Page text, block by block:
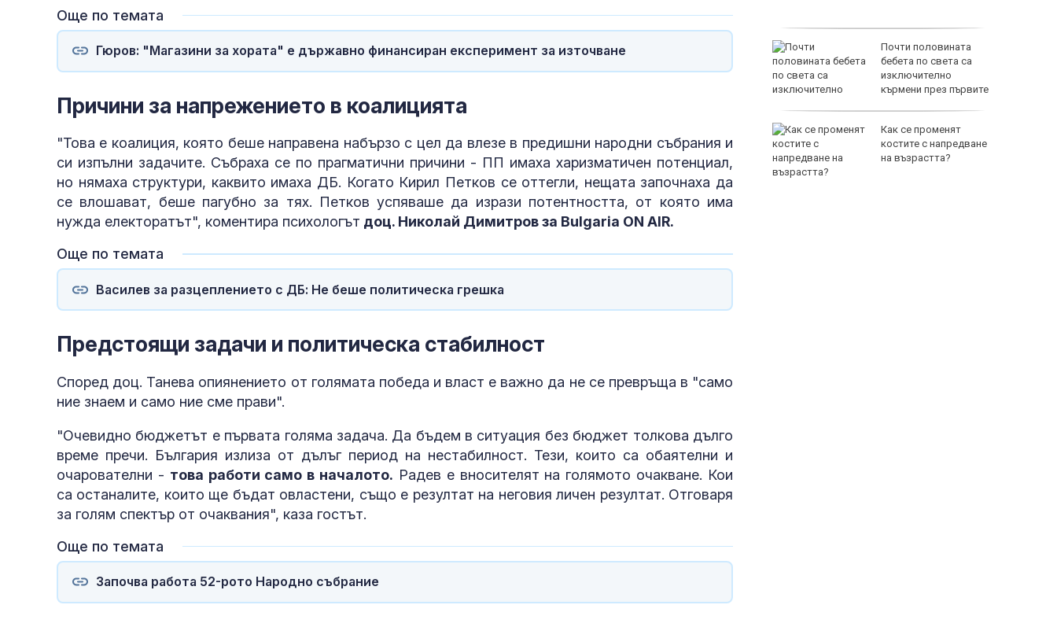
Още по темата
Гюров: "Магазини за хората" е държавно финансиран експеримент за източване
Причини за напрежението в коалицията
"Това е коалиция, която беше направена набързо с цел да влезе в предишни народни събрания и
си изпълни задачите. Събраха се по прагматични причини - ПП имаха харизматичен потенциал,
но нямаха структури, каквито имаха ДБ. Когато Кирил Петков се оттегли, нещата започнаха да
се влошават, беше пагубно за тях. Петков успяваше да изрази потентността, от която има
нужда електоратът", коментира психологът доц. Николай Димитров за Bulgaria ON AIR.
Още по темата
Василев за разцеплението с ДБ: Не беше политическа грешка
Предстоящи задачи и политическа стабилност
Според доц. Танева опиянението от голямата победа и власт е важно да не се превръща в "само
ние знаем и само ние сме прави".
"Очевидно бюджетът е първата голяма задача. Да бъдем в ситуация без бюджет толкова дълго
време пречи. България излиза от дълъг период на нестабилност. Тези, които са обаятелни и
очарователни - това работи само в началото. Радев е вносителят на голямото очакване. Кои
са останалите, които ще бъдат овластени, също е резултат на неговия личен резултат. Отговаря
за голям спектър от очаквания", каза гостът.
Още по темата
Започва работа 52-рото Народно събрание
помагат на Украйна да
зад Полярния кръг
Почти половината
бебета по света са
изключително
кърмени през първите
Как се променят
костите с напредване
на възрастта?